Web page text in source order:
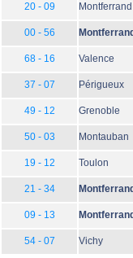
20 - 09 Montferrand
00 - 56 Montferrand
68 - 16 Valence
37 - 07 Périgueux
49 - 12 Grenoble
50 - 03 Montauban
19 - 12 Toulon
21 - 34 Montferrand
09 - 13 Montferrand
54 - 07 Vichy